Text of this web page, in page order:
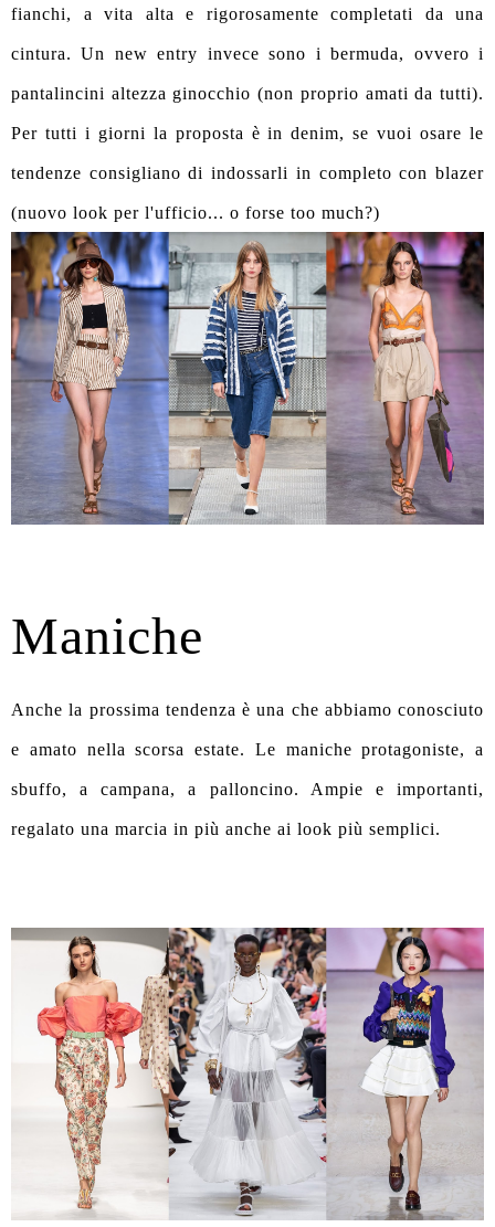
fianchi, a vita alta e rigorosamente completati da una
cintura. Un new entry invece sono i bermuda, ovvero i
pantalincini altezza ginocchio (non proprio amati da tutti).
Per tutti i giorni la proposta è in denim, se vuoi osare le
tendenze consigliano di indossarli in completo con blazer
(nuovo look per l'ufficio... o forse too much?)
Maniche
Anche la prossima tendenza è una che abbiamo conosciuto
e amato nella scorsa estate. Le maniche protagoniste, a
sbuffo, a campana, a palloncino. Ampie e importanti,
regalato una marcia in più anche ai look più semplici.